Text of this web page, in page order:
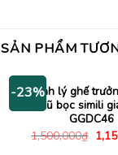
SẢN PHẨM
-23%
Thanh lý ghế
cũ bọc simili
GGDC46
1,500,000₫ Giá
gốc